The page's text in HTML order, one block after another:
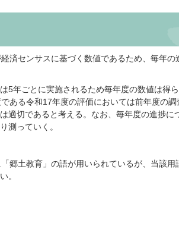
済センサスに基づく数値であるため、毎年の
5年ごとに実施されるため毎年度の数値は得
ある令和17年度の評価においては前年度の調
適切であると考える。なお、毎年度の進捗に
測っていく。
郷土教育」の語が用いられているが、当該用
。